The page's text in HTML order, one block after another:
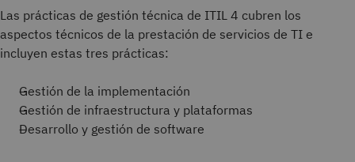
Las prácticas de gestión técnica de ITIL 4 cubren los
aspectos técnicos de la prestación de servicios de TI e
incluyen estas tres prácticas:
Gestión de la implementación
Gestión de infraestructura y plataformas
Desarrollo y gestión de software